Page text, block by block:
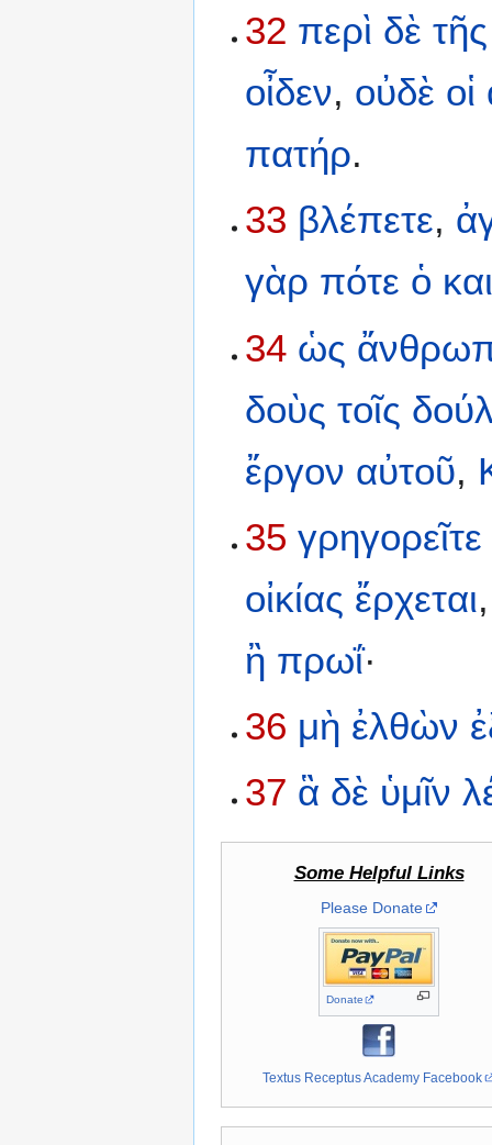
32 περὶ δὲ τῆς
οἶδεν, οὐδὲ οἱ
πατήρ.
33 βλέπετε,
γὰρ πότε ὁ
34 ὡς
δοὺς τοῖς
ἔργον αὐτοῦ,
35 γρηγορεῖτε
οἰκίας ἔρχεται
ἢ πρωΐ·
36 μὴ ἐλθὼν
37 ἃ δὲ ὑμῖν
Some Helpful Links
Please Donate
Donate
Textus Receptus Academy Facebook